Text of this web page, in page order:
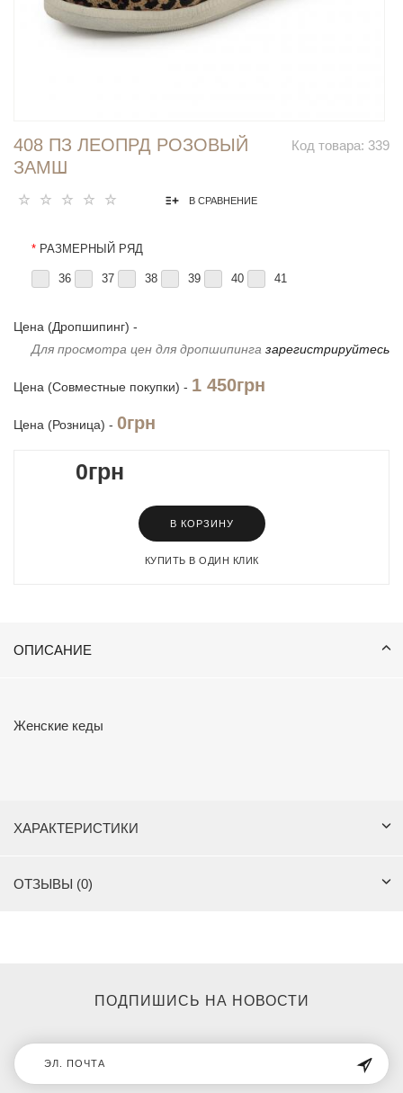
Код товара: 339
408 ПЗ ЛЕОПРД РОЗОВЫЙ
ЗАМШ
В СРАВНЕНИЕ
* РАЗМЕРНЫЙ РЯД
36 37 38 39 40 41
Цена (Дропшипинг) -
Для просмотра цен для дропшипинга зарегистрируйтесь
Цена (Совместные покупки) - 1 450грн
Цена (Розница) - 0грн
0грн
В КОРЗИНУ
КУПИТЬ В ОДИН КЛИК
ОПИСАНИЕ
Женские кеды
ХАРАКТЕРИСТИКИ
ОТЗЫВЫ (0)
ПОДПИШИСЬ НА НОВОСТИ